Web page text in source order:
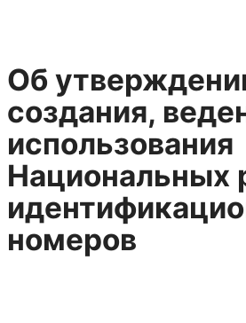
Об
создания,
использования
Национальных
номеров